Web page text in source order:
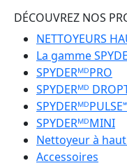
DÉCOUVREZ NOS
NETTOYEURS
La gamme
SPYDERᴹᴰPRO
SPYDERᴹᴰ
SPYDERᴹᴰMINI
Nettoyeur à haut
Accessoires